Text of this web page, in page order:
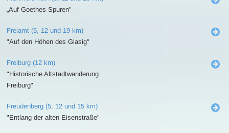
„Auf Goethes Spuren"
Freiamt (5, 12 und 19 km)
"Auf den Höhen des Glasig"
Freiburg (12 km)
"Historische Altstadtwanderung
Freiburg"
Freudenberg (5, 12 und 15 km)
"Entlang der alten Eisenstraße"